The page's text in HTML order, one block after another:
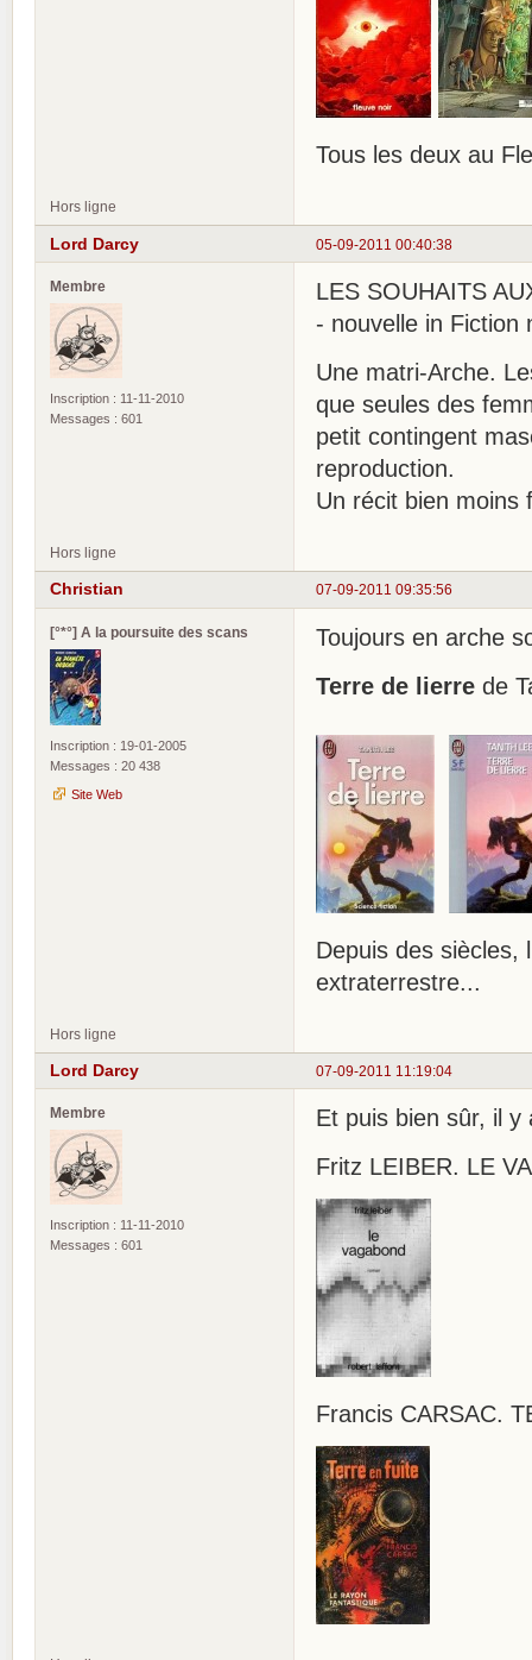
Tous les deux au
Hors ligne
05-09-2011 00:40:38
Lord Darcy
Membre
Inscription : 11-11-2010
Messages : 601
LES SOUHAITS
- nouvelle in Fiction
Une matri-Arche.
que seules des
petit contingent
reproduction.
Un récit bien moins
Hors ligne
07-09-2011 09:35:56
Christian
[°*°] A la poursuite des scans
Inscription : 19-01-2005
Messages : 20 438
Site Web
Toujours en arche
Terre de lierre de
Depuis des siècles,
extraterrestre...
Hors ligne
07-09-2011 11:19:04
Lord Darcy
Membre
Inscription : 11-11-2010
Messages : 601
Et puis bien sûr, il y
Fritz LEIBER. LE
Francis CARSAC.